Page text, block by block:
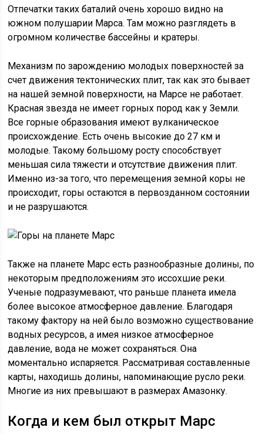
Отпечатки таких баталий очень хорошо видно на
южном полушарии Марса. Там можно разглядеть в
огромном количестве бассейны и кратеры.
Механизм по зарождению молодых поверхностей за
счет движения тектонических плит, так как это бывает
на нашей земной поверхности, на Марсе не работает.
Красная звезда не имеет горных пород как у Земли.
Все горные образования имеют вулканическое
происхождение. Есть очень высокие до 27 км и
молодые. Такому большому росту способствует
меньшая сила тяжести и отсутствие движения плит.
Именно из-за того, что перемещения земной коры не
происходит, горы остаются в первозданном состоянии
и не разрушаются.
Также на планете Марс есть разнообразные долины, по
некоторым предположениям это иссохшие реки.
Ученые подразумевают, что раньше планета имела
более высокое атмосферное давление. Благодаря
такому фактору на ней было возможно существование
водных ресурсов, а имея низкое атмосферное
давление, вода не может сохраняться. Она
моментально испаряется. Рассматривая составленные
карты, находишь долины, напоминающие русло реки.
Многие из них превышают в размерах Амазонку.
Когда и кем был открыт Марс